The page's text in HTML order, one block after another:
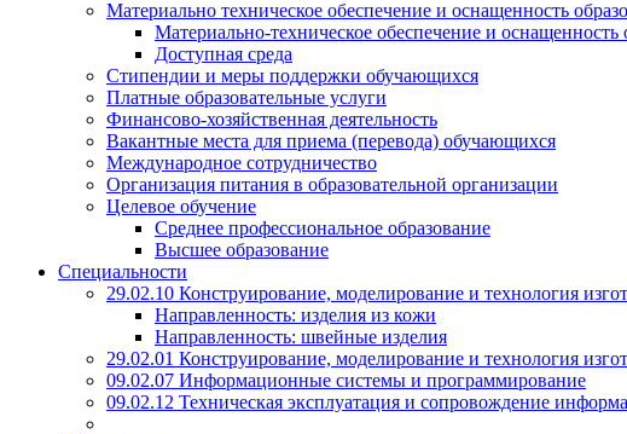
Материально техническое обеспечение и оснащенность
Материально-техническое обеспечение и оснащенность
Доступная среда
Стипендии и меры поддержки обучающихся
Платные образовательные услуги
Финансово-хозяйственная деятельность
Вакантные места для приема (перевода) обучающихся
Международное сотрудничество
Организация питания в образовательной организации
Целевое обучение
Среднее профессиональное образование
Высшее образование
Специальности
29.02.10 Конструирование, моделирование и технология
Направленность: изделия из кожи
Направленность: швейные изделия
29.02.01 Конструирование, моделирование и технология
09.02.07 Информационные системы и программирование
09.02.12 Техническая эксплуатация и сопровождение